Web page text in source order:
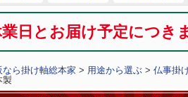
業日とお届け予定につ
ら掛け軸総本家 > 用途から選ぶ > 仏事掛